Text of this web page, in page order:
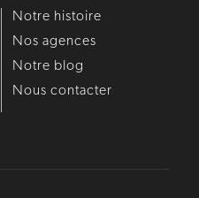
Notre histoire
Nos agences
Notre blog
Nous contacter